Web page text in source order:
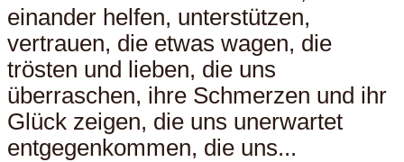
einander helfen, unterstützen,
vertrauen, die etwas wagen, die
trösten und lieben, die uns
überraschen, ihre Schmerzen und ihr
Glück zeigen, die uns unerwartet
entgegenkommen, die uns...